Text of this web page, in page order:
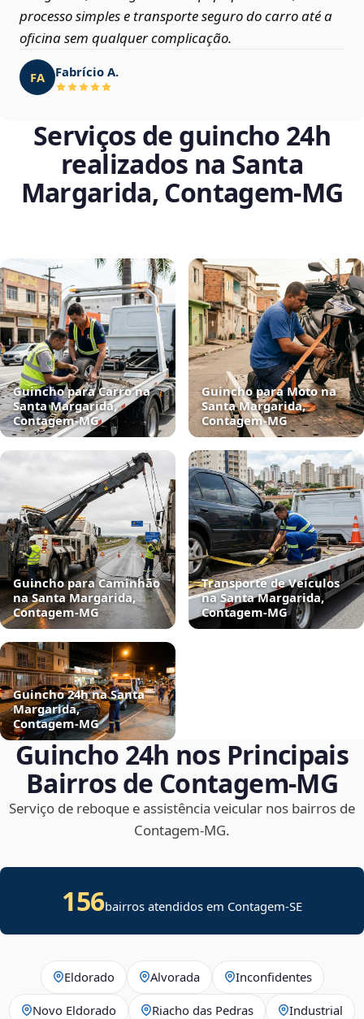
processo simples e transporte seguro do carro até a
oficina sem qualquer complicação.
FA Fabrício A.
Serviços de guincho 24h
realizados na Santa
Margarida, Contagem‑MG
Guincho para Carro na
Santa Margarida,
Contagem‑MG
Guincho para Moto na
Santa Margarida,
Contagem‑MG
Guincho para Caminhão
na Santa Margarida,
Contagem‑MG
Transporte de Veículos
na Santa Margarida,
Contagem‑MG
Guincho 24h na Santa
Margarida,
Contagem‑MG
Guincho 24h nos Principais
Bairros de Contagem‑MG
Serviço de reboque e assistência veicular nos bairros de
Contagem‑MG.
156bairros atendidos em Contagem-SE
Eldorado Alvorada Inconfidentes
Novo Eldorado Riacho das Pedras Industrial